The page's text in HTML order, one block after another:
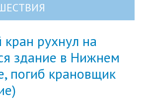
рухнул на
здание в Нижнем
погиб крановщик